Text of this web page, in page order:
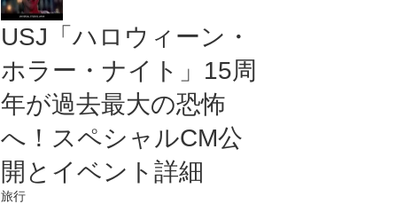
USJ「ハロウィーン・
ホラー・ナイト」15周
年が過去最大の恐怖
へ！スペシャルCM公
開とイベント詳細
旅行